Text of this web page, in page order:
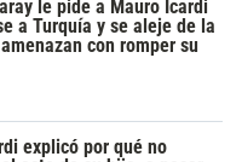
le pide a Mauro Icardi
a Turquía y se aleje de la
con romper su
explicó por qué no